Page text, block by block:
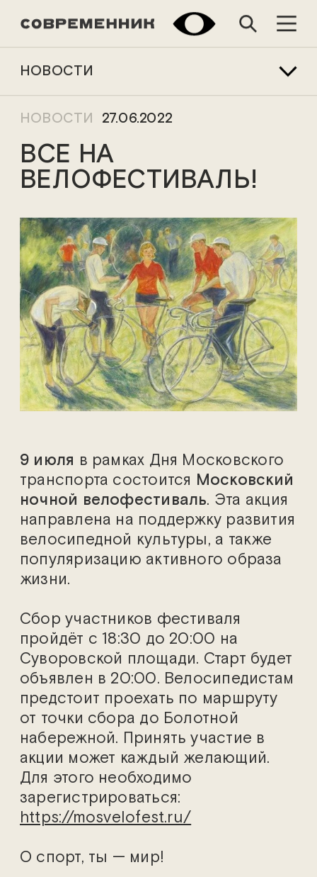
НОВОСТИ
НОВОСТИ 27.06.2022
ВСЕ НА
ВЕЛОФЕСТИВАЛЬ!
9 июля в рамках Дня Московского
транспорта состоится Московский
ночной велофестиваль. Эта акция
направлена на поддержку развития
велосипедной культуры, а также
популяризацию активного образа
жизни.
Сбор участников фестиваля
пройдёт с 18:30 до 20:00 на
Суворовской площади. Старт будет
объявлен в 20:00. Велосипедистам
предстоит проехать по маршруту
от точки сбора до Болотной
набережной. Принять участие в
акции может каждый желающий.
Для этого необходимо
зарегистрироваться:
https://mosvelofest.ru/
О спорт, ты — мир!